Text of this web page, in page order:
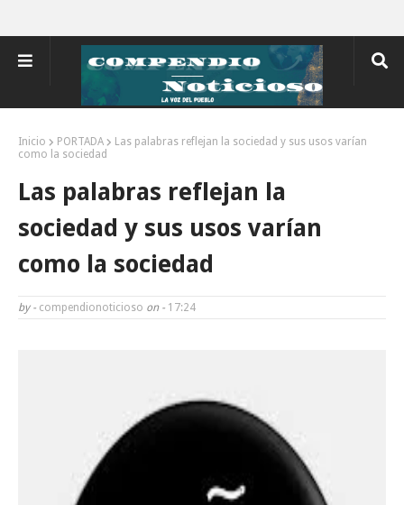
Inicio PORTADA
Las palabras reflejan la sociedad y sus usos varían
como la sociedad
Las palabras reflejan la
sociedad y sus usos varían
como la sociedad
by - compendionoticioso on - 17:24